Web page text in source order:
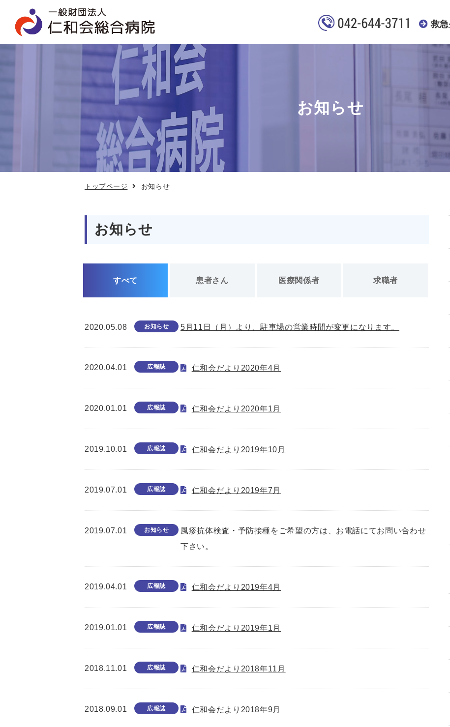
救
お知らせ
トップページ お知らせ
お知らせ
すべて 患者さん 医療関係者 求職者
2020.05.08 お知らせ 5月11日（月）より、駐車場の営業時間が変更になります。
2020.04.01 広報誌 仁和会だより2020年4月
2020.01.01 広報誌 仁和会だより2020年1月
2019.10.01 広報誌 仁和会だより2019年10月
2019.07.01 広報誌 仁和会だより2019年7月
2019.07.01 お知らせ
風疹抗体検査・予防接種をご希望の方は、お電話にてお問い合わせ
下さい。
2019.04.01 広報誌 仁和会だより2019年4月
2019.01.01 広報誌 仁和会だより2019年1月
2018.11.01 広報誌 仁和会だより2018年11月
2018.09.01 広報誌 仁和会だより2018年9月